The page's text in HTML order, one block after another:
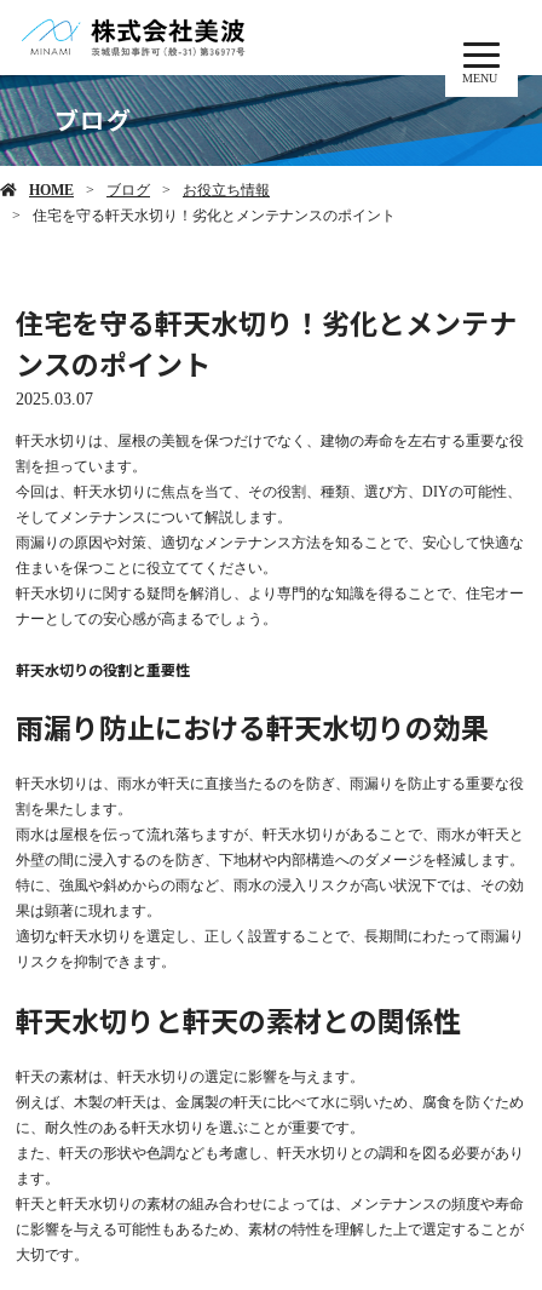
MENU
ブログ
HOME ブログ
お役立ち情報
住宅を守る軒天水切り！劣化とメンテナンスのポイント
住宅を守る軒天水切り！劣化とメンテナ
ンスのポイント
2025.03.07
軒天水切りは、屋根の美観を保つだけでなく、建物の寿命を左右する重要な役
割を担っています。
今回は、軒天水切りに焦点を当て、その役割、種類、選び方、DIYの可能性、
そしてメンテナンスについて解説します。
雨漏りの原因や対策、適切なメンテナンス方法を知ることで、安心して快適な
住まいを保つことに役立ててください。
軒天水切りに関する疑問を解消し、より専門的な知識を得ることで、住宅オー
ナーとしての安心感が高まるでしょう。
軒天水切りの役割と重要性
雨漏り防止における軒天水切りの効果
軒天水切りは、雨水が軒天に直接当たるのを防ぎ、雨漏りを防止する重要な役
割を果たします。
雨水は屋根を伝って流れ落ちますが、軒天水切りがあることで、雨水が軒天と
外壁の間に浸入するのを防ぎ、下地材や内部構造へのダメージを軽減します。
特に、強風や斜めからの雨など、雨水の浸入リスクが高い状況下では、その効
果は顕著に現れます。
適切な軒天水切りを選定し、正しく設置することで、長期間にわたって雨漏り
リスクを抑制できます。
軒天水切りと軒天の素材との関係性
軒天の素材は、軒天水切りの選定に影響を与えます。
例えば、木製の軒天は、金属製の軒天に比べて水に弱いため、腐食を防ぐため
に、耐久性のある軒天水切りを選ぶことが重要です。
また、軒天の形状や色調なども考慮し、軒天水切りとの調和を図る必要があり
ます。
軒天と軒天水切りの素材の組み合わせによっては、メンテナンスの頻度や寿命
に影響を与える可能性もあるため、素材の特性を理解した上で選定することが
大切です。